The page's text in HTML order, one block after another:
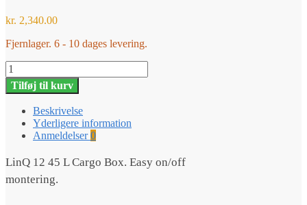
kr. 2,340.00
Fjernlager. 6 - 10 dages levering.
CARGO
BOX
45L
Tilføj til kurv
Beskrivelse
Yderligere information
Anmeldelser0
LinQ 12 45 L Cargo Box. Easy on/off
montering.